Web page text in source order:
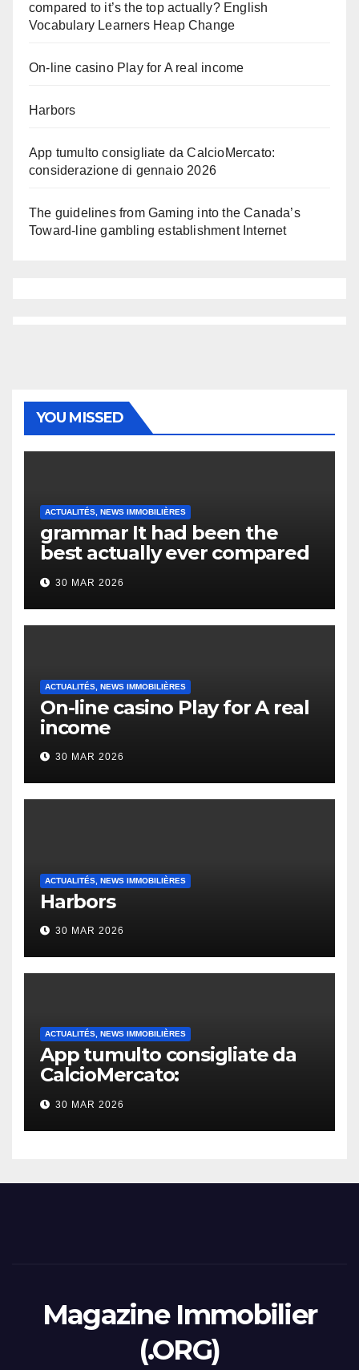
compared to it’s the top actually? English
Vocabulary Learners Heap Change
On-line casino Play for A real income
Harbors
App tumulto consigliate da CalcioMercato:
considerazione di gennaio 2026
The guidelines from Gaming into the Canada’s
Toward-line gambling establishment Internet
YOU MISSED
ACTUALITÉS, NEWS IMMOBILIÈRES
grammar It had been the
best actually ever compared
to it’s the top actually?
English Vocabulary Learners
Heap Change
30 MAR 2026
ACTUALITÉS, NEWS IMMOBILIÈRES
On-line casino Play for A real
income
30 MAR 2026
ACTUALITÉS, NEWS IMMOBILIÈRES
Harbors
30 MAR 2026
ACTUALITÉS, NEWS IMMOBILIÈRES
App tumulto consigliate da
CalcioMercato:
considerazione di gennaio
2026
30 MAR 2026
Magazine Immobilier
(.ORG)